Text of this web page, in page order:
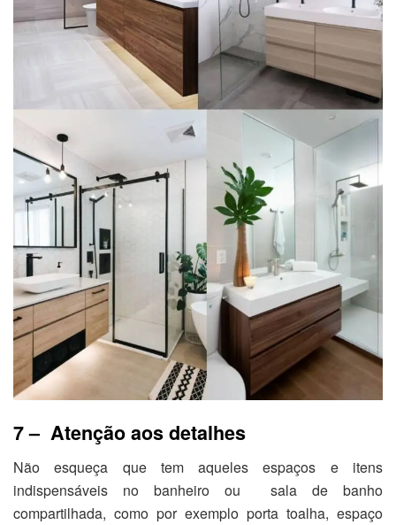
7 – Atenção aos detalhes
Não esqueça que tem aqueles espaços e itens
indispensáveis no banheiro ou sala de banho
compartilhada, como por exemplo porta toalha, espaço